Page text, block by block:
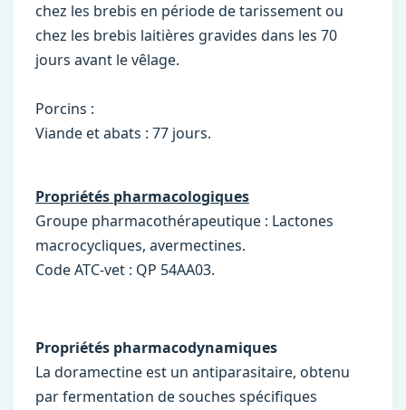
chez les brebis en période de tarissement ou
chez les brebis laitières gravides dans les 70
jours avant le vêlage.
Porcins :
Viande et abats : 77 jours.
Propriétés pharmacologiques
Groupe pharmacothérapeutique : Lactones
macrocycliques, avermectines.
Code ATC-vet : QP 54AA03.
Propriétés pharmacodynamiques
La doramectine est un antiparasitaire, obtenu
par fermentation de souches spécifiques